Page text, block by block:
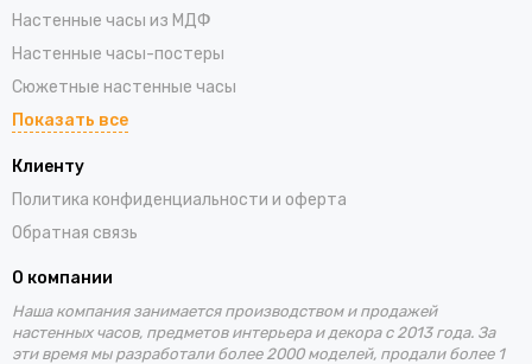
Настенные часы из МДФ
Настенные часы-постеры
Сюжетные настенные часы
Показать все
Клиенту
Политика конфиденциальности и оферта
Обратная связь
О компании
Наша компания занимается производством и продажей
настенных часов, предметов интерьера и декора с 2013 года. За
эти время мы разработали более 2000 моделей, продали более 1